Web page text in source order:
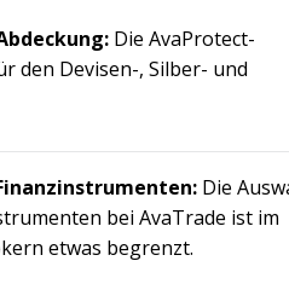
Die AvaProtect-
den Devisen-, Silber- und
Die
bei AvaTrade ist im
etwas begrenzt.